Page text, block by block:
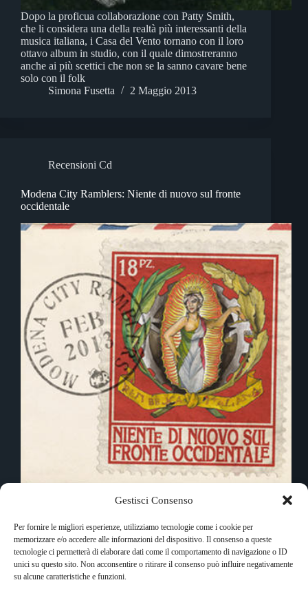
Gestisci Consenso
Per fornire le migliori esperienze, utilizziamo tecnologie come i cookie per
memorizzare e/o accedere alle informazioni del dispositivo. Il consenso a queste
tecnologie ci permetterà di elaborare dati come il comportamento di navigazione o ID
unici su questo sito. Non acconsentire o ritirare il consenso può influire negativamente
su alcune caratteristiche e funzioni.
Dopo la proficua collaborazione con Patty Smith,
che li considera una della realtà più interessanti della
musica italiana, i Casa del Vento tornano con il loro
ottavo album in studio, con il quale dimostreranno
anche ai più scettici che non se la sanno cavare bene
solo con il folk
Simona Fusetta
2 Maggio 2013
Recensioni Cd
Modena City Ramblers: Niente di nuovo sul fronte
occidentale
Tredicesimo album per i Modena City Ramblers,
cambi di formazione restano sempre un punto fermo
per quei giovani di ieri e di oggi che dalla musica
chiedono (soprattutto) un po’ di spessore
Simona Fusetta
16 Aprile 2013